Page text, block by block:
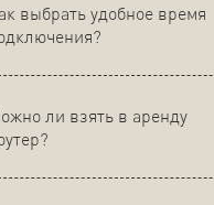
выбрать удобное время
ли взять в аренду